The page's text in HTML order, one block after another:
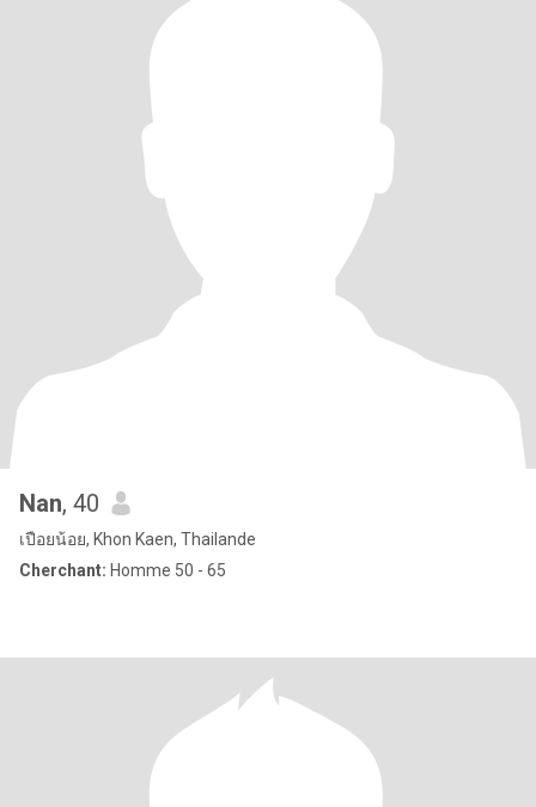
Nan, 40
เปือยน้อย, Khon Kaen, Thailande
Cherchant: Homme 50 - 65